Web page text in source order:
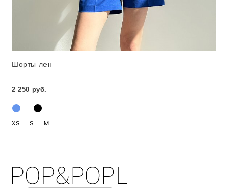
Шорты лен
2 250 руб.
XS S M